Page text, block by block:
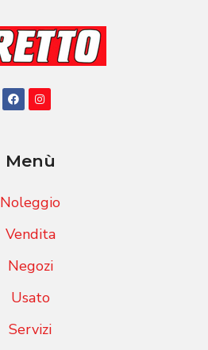
Menù
Noleggio
Vendita
Negozi
Usato
Servizi